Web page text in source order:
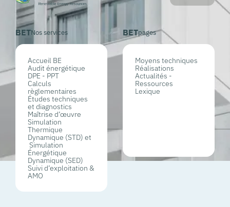
BETNos services
Accueil BE
Audit énergétique
DPE - PPT
Calculs
règlementaires
Études techniques
et diagnostics
Maîtrise d’œuvre
Simulation
Thermique
Dynamique (STD) et
Simulation
Énergétique
Dynamique (SED)
Suivi d’exploitation &
AMO
BETpages
Moyens techniques
Réalisations
Actualités -
Ressources
Lexique